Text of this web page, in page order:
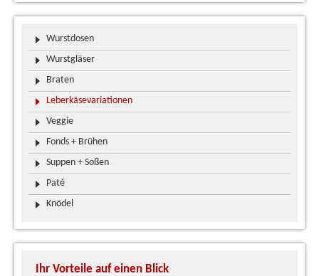
Wurstdosen
Wurstgläser
Braten
Leberkäsevariationen
Veggie
Fonds + Brühen
Suppen + Soßen
Paté
Knödel
Ihr Vorteile auf einen Blick